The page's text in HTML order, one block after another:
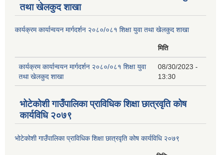
तथा खेलकुद शाखा
कार्यक्रम कार्यान्वयन मार्गदर्शन २०८०/०८१ शिक्षा युवा तथा खेलकुद शाखा
मिति
कार्यक्रम कार्यान्वयन मार्गदर्शन २०८०/०८१ शिक्षा युवा
तथा खेलकुद शाखा
08/30/2023 -
13:30
भोटेकोशी गाउँपालिका प्राविधिक शिक्षा छात्रवृति कोष
कार्यविधि २०७९
भोटेकोशी गाउँपालिका प्राविधिक शिक्षा छात्रवृति कोष कार्यविधि २०७९